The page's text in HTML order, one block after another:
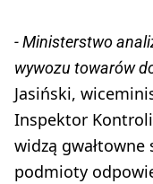
- Ministerstwo
wywozu towarów
Jasiński,
Inspektor
widzą
podmioty